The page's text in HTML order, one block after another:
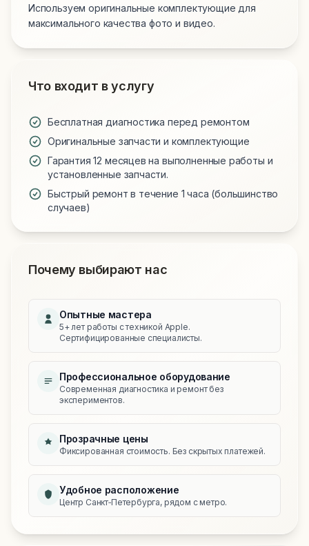
Используем оригинальные комплектующие для
максимального качества фото и видео.
Что входит в услугу
Бесплатная диагностика перед ремонтом
Оригинальные запчасти и комплектующие
Гарантия 12 месяцев на выполненные работы и
установленные запчасти.
Быстрый ремонт в течение 1 часа (большинство
случаев)
Почему выбирают нас
Опытные мастера
5+ лет работы с техникой Apple.
Сертифицированные специалисты.
Профессиональное оборудование
Современная диагностика и ремонт без
экспериментов.
Прозрачные цены
Фиксированная стоимость. Без скрытых платежей.
Удобное расположение
Центр Санкт‑Петербурга, рядом с метро.